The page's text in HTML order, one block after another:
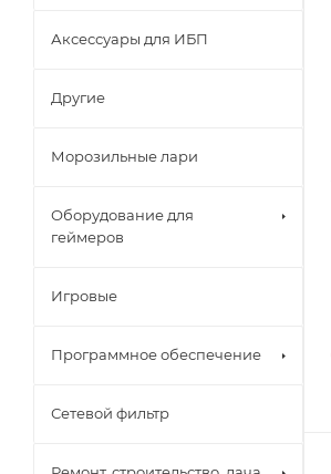
Аксессуары для ИБП
Другие
Морозильные лари
Оборудование для
геймеров
Игровые
Программное обеспечение
Сетевой фильтр